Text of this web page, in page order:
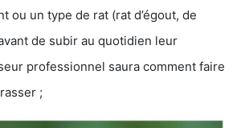
ou un type de rat (rat d’égout, de
de subir au quotidien leur
professionnel saura comment faire
;